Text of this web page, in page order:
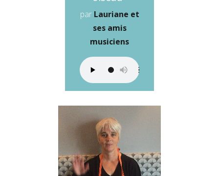
par Lauriane et
ses amis
musiciens